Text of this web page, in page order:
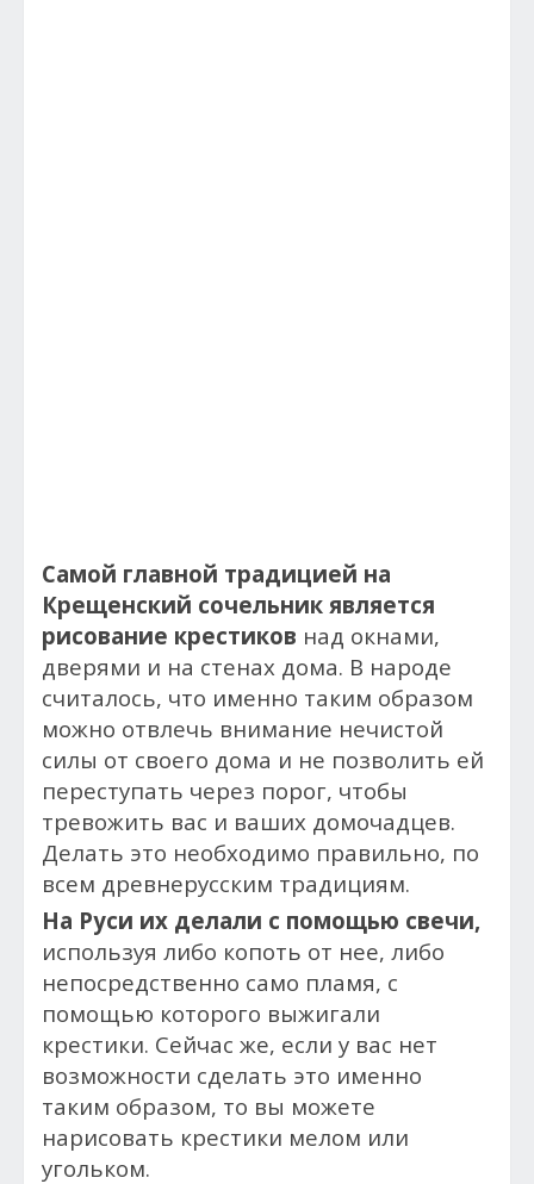
Самой главной традицией на
Крещенский сочельник является
рисование крестиков над окнами,
дверями и на стенах дома. В народе
считалось, что именно таким образом
можно отвлечь внимание нечистой
силы от своего дома и не позволить ей
переступать через порог, чтобы
тревожить вас и ваших домочадцев.
Делать это необходимо правильно, по
всем древнерусским традициям.
На Руси их делали с помощью свечи,
используя либо копоть от нее, либо
непосредственно само пламя, с
помощью которого выжигали
крестики. Сейчас же, если у вас нет
возможности сделать это именно
таким образом, то вы можете
нарисовать крестики мелом или
угольком.